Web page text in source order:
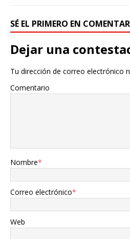
SÉ EL PRIMERO EN COMENTAR
Dejar una
Tu dirección de correo electrónico
Comentario
Nombre*
Correo electrónico*
Web